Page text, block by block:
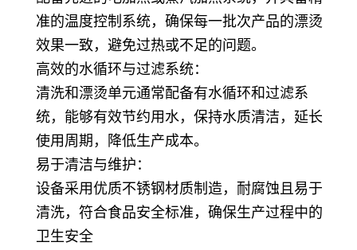
准的温度控制系统，确保每一批次产品的漂烫
效果一致，避免过热或不足的问题。
高效的水循环与过滤系统：
清洗和漂烫单元通常配备有水循环和过滤系
统，能够有效节约用水，保持水质清洁，延长
使用周期，降低生产成本。
易于清洁与维护：
设备采用优质不锈钢材质制造，耐腐蚀且易于
清洗，符合食品安全标准，确保生产过程中的
卫生安全